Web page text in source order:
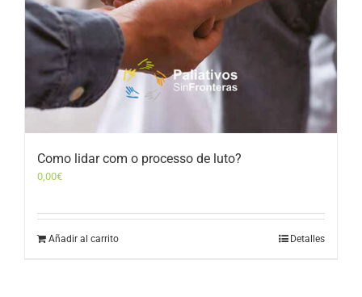
Como lidar com o processo de luto?
0,00€
Añadir al carrito Detalles